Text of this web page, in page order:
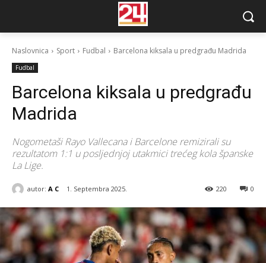
Naslovnica Sport Fudbal Barcelona kiksala u predgrađu Madrida
Fudbal
Barcelona kiksala u predgrađu
Madrida
Nogometaši Rayo Vallecana i Barcelone remizirali su
rezultatom 1:1 u posljednjoj utakmici trećeg kola španske
La Lige.
autor: A C 1. Septembra 2025. 0
220